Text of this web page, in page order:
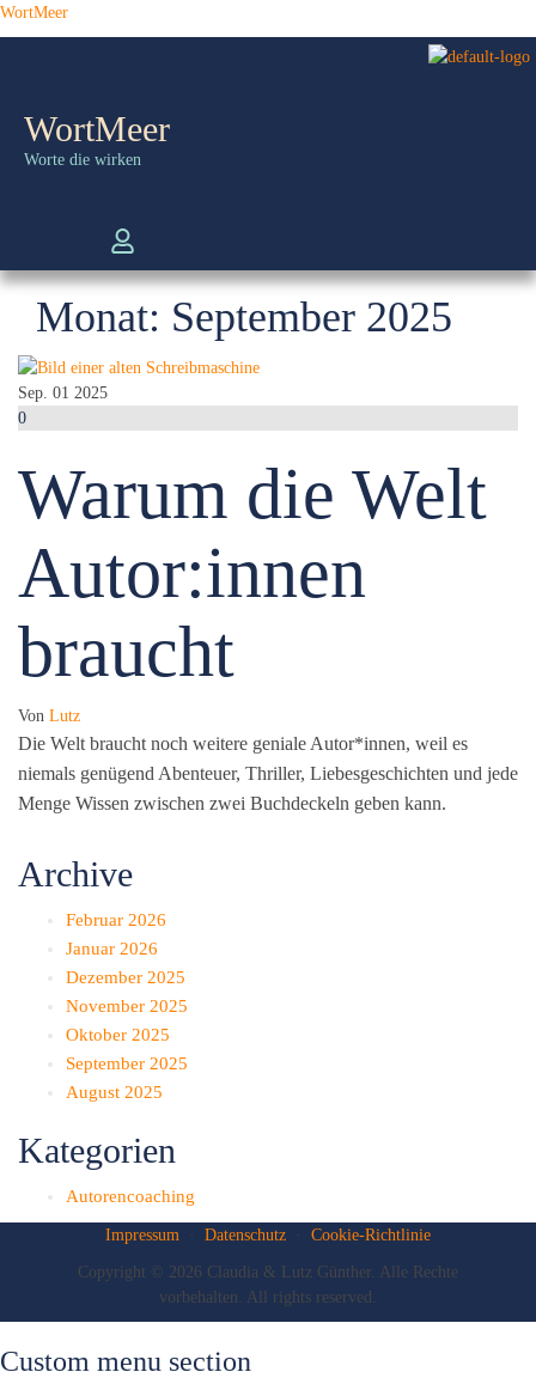
WortMeer
WortMeer
Worte die wirken
Monat: September 2025
Sep. 01 2025
0
Warum die Welt
Autor:innen
braucht
Von Lutz
Die Welt braucht noch weitere geniale Autor*innen, weil es
niemals genügend Abenteuer, Thriller, Liebesgeschichten und jede
Menge Wissen zwischen zwei Buchdeckeln geben kann.
Archive
Februar 2026
Januar 2026
Dezember 2025
November 2025
Oktober 2025
September 2025
August 2025
Kategorien
Autorencoaching
Impressum · Datenschutz · Cookie-Richtlinie
Copyright © 2026 Claudia & Lutz Günther. Alle Rechte
vorbehalten. All rights reserved.
Custom menu section